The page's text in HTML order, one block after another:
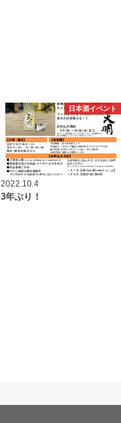
日本酒イベント
2022.10.4
3年ぶり！